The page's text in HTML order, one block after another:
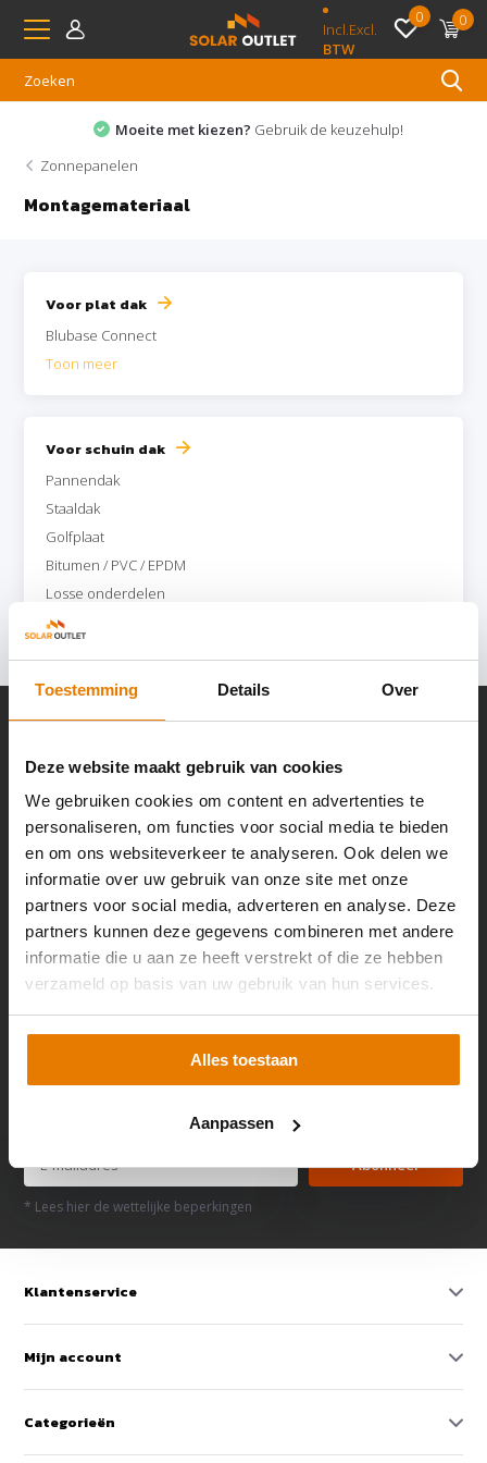
Toestemming Details Over
Deze website maakt gebruik van cookies
We gebruiken cookies om content en advertenties te
personaliseren, om functies voor social media te bieden
en om ons websiteverkeer te analyseren. Ook delen we
informatie over uw gebruik van onze site met onze
partners voor social media, adverteren en analyse. Deze
partners kunnen deze gegevens combineren met andere
informatie die u aan ze heeft verstrekt of die ze hebben
verzameld op basis van uw gebruik van hun services.
Alles toestaan
Aanpassen
Incl.Excl.
BTW
0 0
Moeite met kiezen?Gebruik de keuzehulp!
Zonnepanelen
Montagemateriaal
Voor plat dak
Blubase Connect
Toon meer
Voor schuin dak
Pannendak
Staaldak
Golfplaat
Bitumen / PVC / EPDM
Losse onderdelen
Toon meer
We reageren zo snel mogelijk.
Mail ons
Abonneer
* Lees hier de wettelijke beperkingen
Klantenservice
Mijn account
Categorieën